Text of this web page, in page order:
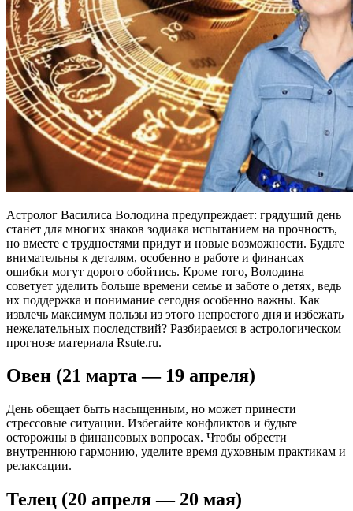
Астролог Василиса Володина предупреждает: грядущий день
станет для многих знаков зодиака испытанием на прочность,
но вместе с трудностями придут и новые возможности. Будьте
внимательны к деталям, особенно в работе и финансах —
ошибки могут дорого обойтись. Кроме того, Володина
советует уделить больше времени семье и заботе о детях, ведь
их поддержка и понимание сегодня особенно важны. Как
извлечь максимум пользы из этого непростого дня и избежать
нежелательных последствий? Разбираемся в астрологическом
прогнозе материала Rsute.ru.
Овен (21 марта — 19 апреля)
День обещает быть насыщенным, но может принести
стрессовые ситуации. Избегайте конфликтов и будьте
осторожны в финансовых вопросах. Чтобы обрести
внутреннюю гармонию, уделите время духовным практикам и
релаксации.
Телец (20 апреля — 20 мая)